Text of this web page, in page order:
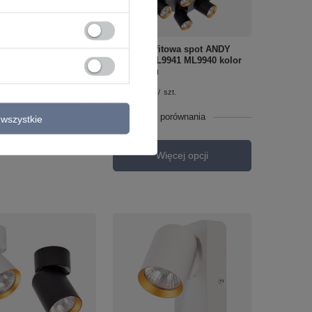
Więcej opcji
Lampa sufitowa spot ANDY
Milagro ML9941 ML9940 kolor
do wyboru
/ szt.
+ Dodaj do porównania
Więcej opcji